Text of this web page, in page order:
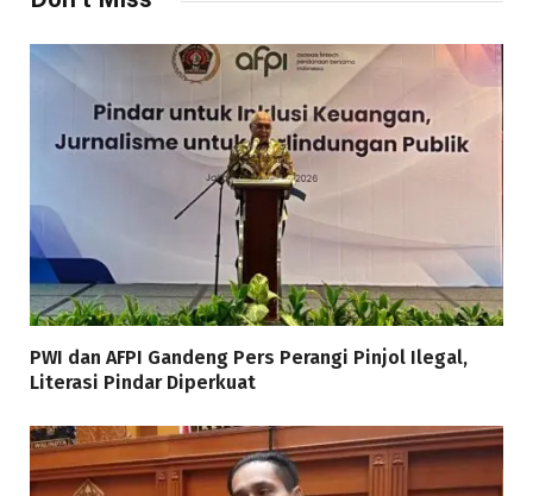
PWI dan AFPI Gandeng Pers Perangi Pinjol Ilegal,
Literasi Pindar Diperkuat